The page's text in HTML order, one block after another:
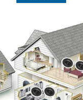
sẽ bật quạt để thoáng và giảm...